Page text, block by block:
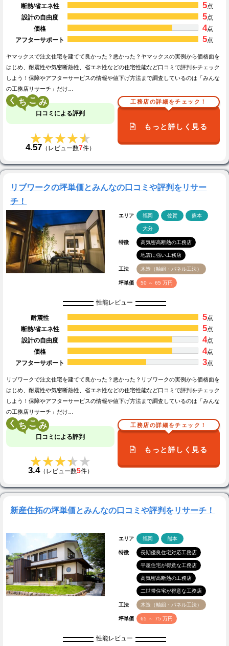
断熱/省エネ性
5点
設計の自由度
5点
価格
4点
アフターサポート
5点
ヤマックスで注文住宅を建てて良かった？悪かった？ヤマックスの実例から価格面を
はじめ、耐震性や気密断熱性、省エネ性などの住宅性能など口コミで評判をチェック
しよう！保障やアフターサービスの情報や値下げ方法まで調査しているのは「みんな
の工務店リサーチ」だけ…
く こ
口コミによる評判
★★★★★
★★★★★
4.57 （レビュー数7件）
工務店の詳細をチェック！
もっと詳しく見る
リブワークの坪単価とみんなの口コミや評判をリサー
チ！
エリア 福岡 佐賀 熊本
大分
特徴 高気密高断熱の工務店
地震に強い工務店
工法 木造（軸組・パネル工法）
坪単価 50 ～ 65 万円
性能レビュー
耐震性 5点
断熱/省エネ性
5点
設計の自由度
4点
価格
4点
アフターサポート
3点
リブワークで注文住宅を建てて良かった？悪かった？リブワークの実例から価格面を
はじめ、耐震性や気密断熱性、省エネ性などの住宅性能など口コミで評判をチェック
しよう！保障やアフターサービスの情報や値下げ方法まで調査しているのは「みんな
の工務店リサーチ」だけ…
く こ
口コミによる評判
★★★★★
★★★★★
3.4（レビュー数5件）
工務店の詳細をチェック！
もっと詳しく見る
新産住拓の坪単価とみんなの口コミや評判をリサーチ！
エリア 福岡 熊本
特徴 長期優良住宅対応工務店
平屋住宅が得意な工務店
高気密高断熱の工務店
二世帯住宅が得意な工務店
工法 木造（軸組・パネル工法）
坪単価 65 ～ 75 万円
性能レビュー